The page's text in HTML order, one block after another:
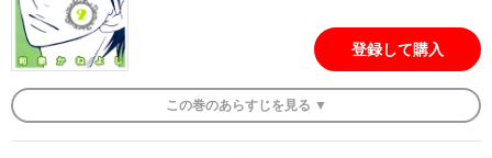
登録して購入
この巻のあらすじを 見る ▼